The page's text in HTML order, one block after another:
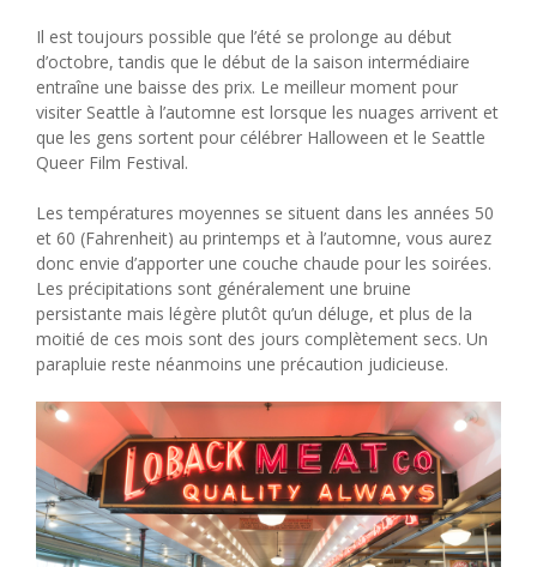
Il est toujours possible que l’été se prolonge au début
d’octobre, tandis que le début de la saison intermédiaire
entraîne une baisse des prix. Le meilleur moment pour
visiter Seattle à l’automne est lorsque les nuages ​​arrivent et
que les gens sortent pour célébrer Halloween et le Seattle
Queer Film Festival.
Les températures moyennes se situent dans les années 50
et 60 (Fahrenheit) au printemps et à l’automne, vous aurez
donc envie d’apporter une couche chaude pour les soirées.
Les précipitations sont généralement une bruine
persistante mais légère plutôt qu’un déluge, et plus de la
moitié de ces mois sont des jours complètement secs. Un
parapluie reste néanmoins une précaution judicieuse.